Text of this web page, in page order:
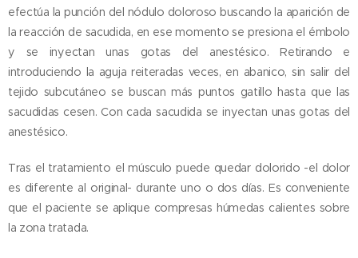
efectúa la punción del nódulo doloroso buscando la aparición de
la reacción de sacudida, en ese momento se presiona el émbolo
y se inyectan unas gotas del anestésico. Retirando e
introduciendo la aguja reiteradas veces, en abanico, sin salir del
tejido subcutáneo se buscan más puntos gatillo hasta que las
sacudidas cesen. Con cada sacudida se inyectan unas gotas del
anestésico.
Tras el tratamiento el músculo puede quedar dolorido -el dolor
es diferente al original- durante uno o dos días. Es conveniente
que el paciente se aplique compresas húmedas calientes sobre
la zona tratada.